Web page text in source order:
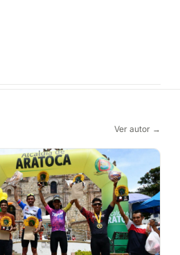
Ver autor →